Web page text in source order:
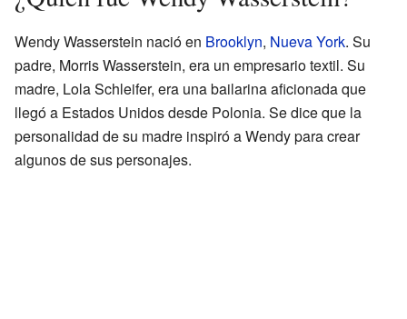
Wendy Wasserstein nació en Brooklyn, Nueva York. Su
padre, Morris Wasserstein, era un empresario textil. Su
madre, Lola Schleifer, era una bailarina aficionada que
llegó a Estados Unidos desde Polonia. Se dice que la
personalidad de su madre inspiró a Wendy para crear
algunos de sus personajes.